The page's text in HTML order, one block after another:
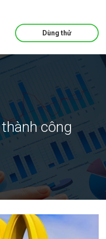
Dùng thử
công